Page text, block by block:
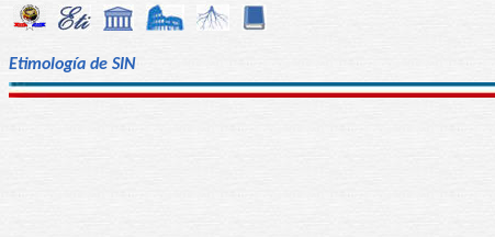
Etimología de SIN